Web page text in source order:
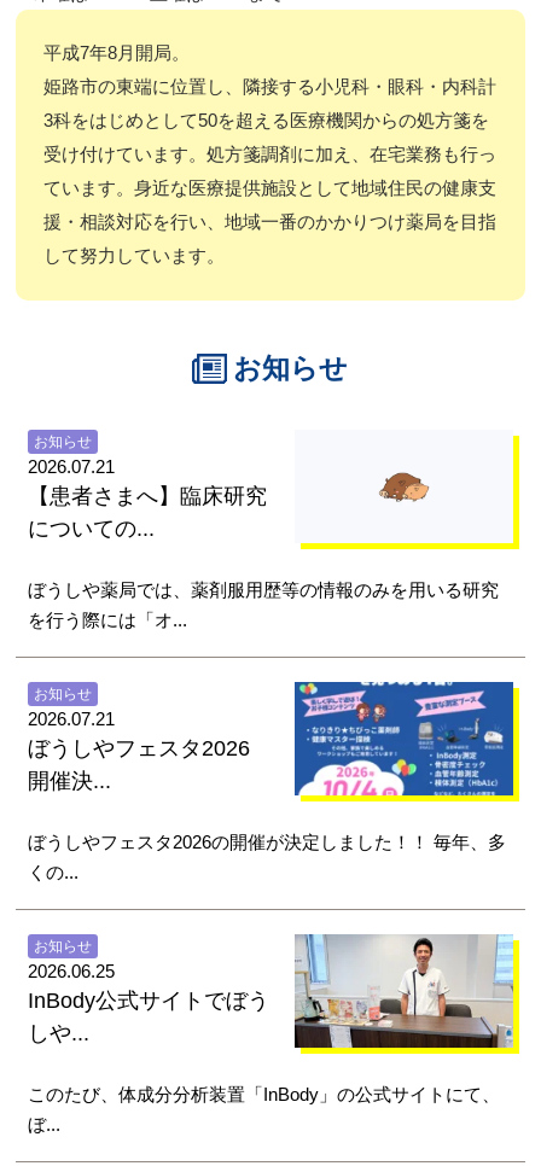
平成7年8月開局。
姫路市の東端に位置し、隣接する小児科・眼科・内科計
3科をはじめとして50を超える医療機関からの処方箋を
受け付けています。処方箋調剤に加え、在宅業務も行っ
ています。身近な医療提供施設として地域住民の健康支
援・相談対応を行い、地域一番のかかりつけ薬局を目指
して努力しています。
お知らせ
2026.07.21
お知らせ
【患者さまへ】臨床研究
についての...
ぼうしや薬局では、薬剤服用歴等の情報のみを用いる研究
を行う際には「オ...
2026.07.21
お知らせ
ぼうしやフェスタ2026
開催決...
ぼうしやフェスタ2026の開催が決定しました！！ 毎年、多
くの...
2026.06.25
お知らせ
InBody公式サイトでぼう
しや...
このたび、体成分分析装置「InBody」の公式サイトにて、
ぼ...